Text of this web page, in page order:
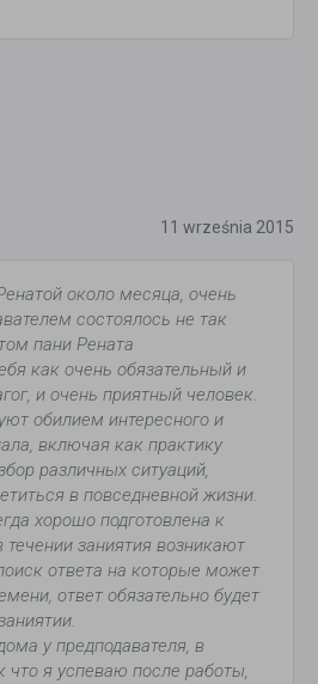
11 września 2015
около месяца, очень
состоялось не так
пани Рената
как очень обязательный и
и очень приятный человек.
обилием интересного и
включая как практику
различных ситуаций,
в повседневной жизни.
хорошо подготовлена к
заниятия возникают
ответа на которые может
ответ обязательно будет
у предподавателя, в
что я успеваю после работы,